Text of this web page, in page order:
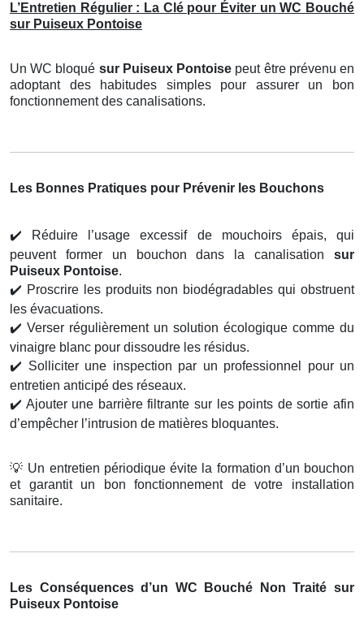
L’Entretien Régulier : La Clé pour Éviter un WC Bouché
sur Puiseux Pontoise
Un WC bloqué sur Puiseux Pontoise peut être prévenu en
adoptant des habitudes simples pour assurer un bon
fonctionnement des canalisations.
Les Bonnes Pratiques pour Prévenir les Bouchons
✔️ Réduire l’usage excessif de mouchoirs épais, qui
peuvent former un bouchon dans la canalisation sur
Puiseux Pontoise.
✔️ Proscrire les produits non biodégradables qui obstruent
les évacuations.
✔️ Verser régulièrement un solution écologique comme du
vinaigre blanc pour dissoudre les résidus.
✔️ Solliciter une inspection par un professionnel pour un
entretien anticipé des réseaux.
✔️ Ajouter une barrière filtrante sur les points de sortie afin
d’empêcher l’intrusion de matières bloquantes.
💡 Un entretien périodique évite la formation d’un bouchon
et garantit un bon fonctionnement de votre installation
sanitaire.
Les Conséquences d’un WC Bouché Non Traité sur
Puiseux Pontoise